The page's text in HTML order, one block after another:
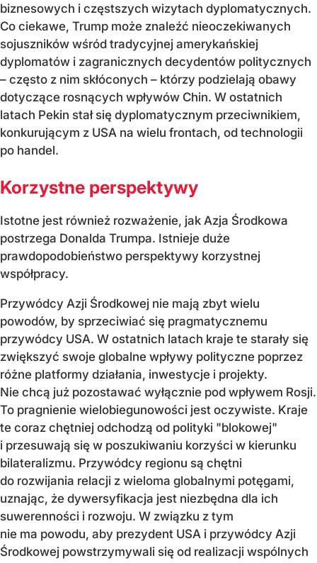
biznesowych i częstszych wizytach dyplomatycznych.
Co ciekawe, Trump może znaleźć nieoczekiwanych
sojuszników wśród tradycyjnej amerykańskiej
dyplomatów i zagranicznych decydentów politycznych
– często z nim skłóconych – którzy podzielają obawy
dotyczące rosnących wpływów Chin. W ostatnich
latach Pekin stał się dyplomatycznym przeciwnikiem,
konkurującym z USA na wielu frontach, od technologii
po handel.
Korzystne perspektywy
Istotne jest również rozważenie, jak Azja Środkowa
postrzega Donalda Trumpa. Istnieje duże
prawdopodobieństwo perspektywy korzystnej
współpracy.
Przywódcy Azji Środkowej nie mają zbyt wielu
powodów, by sprzeciwiać się pragmatycznemu
przywódcy USA. W ostatnich latach kraje te starały się
zwiększyć swoje globalne wpływy polityczne poprzez
różne platformy działania, inwestycje i projekty.
Nie chcą już pozostawać wyłącznie pod wpływem Rosji.
To pragnienie wielobiegunowości jest oczywiste. Kraje
te coraz chętniej odchodzą od polityki "blokowej"
i przesuwają się w poszukiwaniu korzyści w kierunku
bilateralizmu. Przywódcy regionu są chętni
do rozwijania relacji z wieloma globalnymi potęgami,
uznając, że dywersyfikacja jest niezbędna dla ich
suwerenności i rozwoju. W związku z tym
nie ma powodu, aby prezydent USA i przywódcy Azji
Środkowej powstrzymywali się od realizacji wspólnych